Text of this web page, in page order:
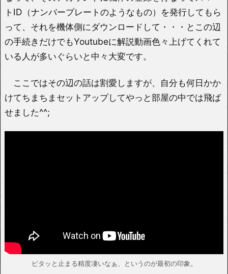
トID（ナンバープレートのようなもの）を発行してもら
って、それを機体側にダウンロードして・・・とこの辺
の手続きだけでもYoutubeに解説動画色々上げてくれて
いる人が多いぐらいと中々大変です。
ここではその辺の話は割愛しますが、自分も何日かか
けてちまちまセットアップしてやっと部屋の中では飛ば
せました^^;
ピタッと止まる精度凄いなぁ、というのが最初の印象。